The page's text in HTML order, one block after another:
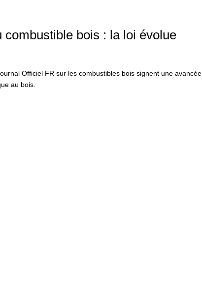
bois : la loi évolue
Officiel FR sur les combustibles bois signent une avancée
au bois.